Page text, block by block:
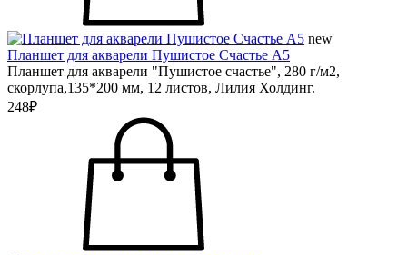
new
Планшет для акварели Пушистое Счастье А5
Планшет для акварели "Пушистое счастье", 280 г/м2,
скорлупа,135*200 мм, 12 листов, Лилия Холдинг.
248₽